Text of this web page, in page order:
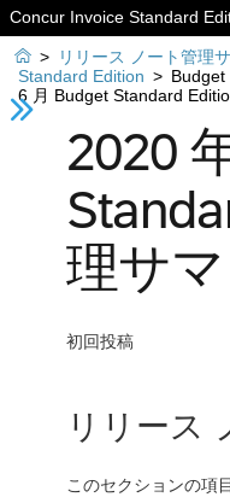
Concur Invoice Standard
 >
リリース ノート管理
Standard Edition > Budget
6 月 Budget Standard
2020
理サ
初回投稿
リリース
このセクションの項